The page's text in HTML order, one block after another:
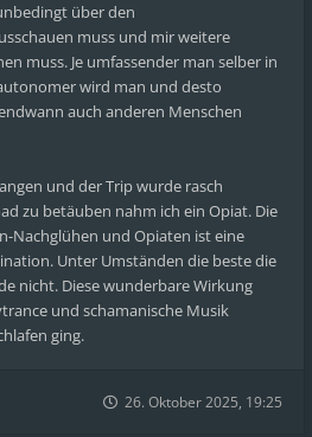
über den
muss und mir weitere
muss. Je umfassender man selber in
wird man und desto
auch anderen Menschen
und der Trip wurde rasch
zu betäuben nahm ich ein Opiat. Die
Nachglühen und Opiaten ist eine
Unter Umständen die beste die
nicht. Diese wunderbare Wirkung
und schamanische Musik
ging.
26. Oktober 2025, 19:25